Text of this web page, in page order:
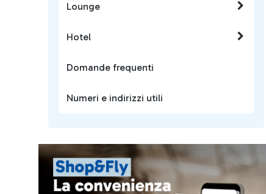
Lounge
Hotel
Domande frequenti
Numeri e indirizzi utili